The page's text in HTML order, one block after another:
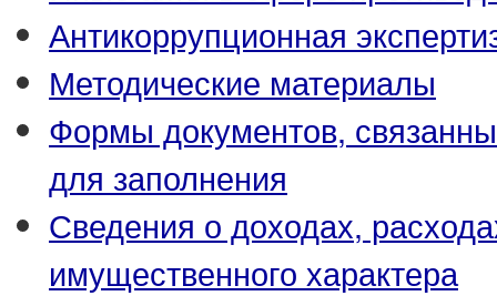
Антикоррупционная
Методические материалы
Формы документов,
для заполнения
Сведения о доходах,
имущественного характера